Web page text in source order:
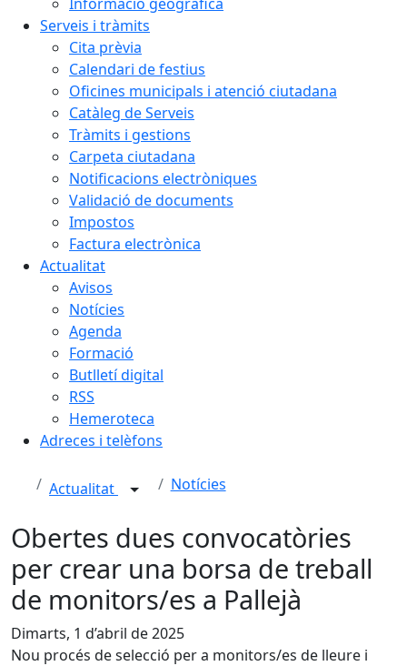
Serveis i tràmits
Cita prèvia
Calendari de festius
Oficines municipals i atenció ciutadana
Catàleg de Serveis
Tràmits i gestions
Carpeta ciutadana
Notificacions electròniques
Validació de documents
Impostos
Factura electrònica
Actualitat
Avisos
Notícies
Agenda
Formació
Butlletí digital
RSS
Hemeroteca
Adreces i telèfons
Actualitat Notícies
Obertes dues convocatòries
per crear una borsa de treball
de monitors/es a Pallejà
Dimarts, 1 d’abril de 2025
Nou procés de selecció per a monitors/es de lleure i